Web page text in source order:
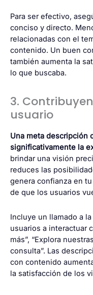
Para ser efectivo,
conciso y directo.
relacionadas con el
contenido. Un buen
también aumenta la
lo que buscaba.
3.
usuario
Una meta descripción
significativamente la
brindar una visión
reduces las
genera confianza en
de que los usuarios
Incluye un llamado a
usuarios a interactuar
más”, “Explora
consulta”. Las
con contenido
la satisfacción de los